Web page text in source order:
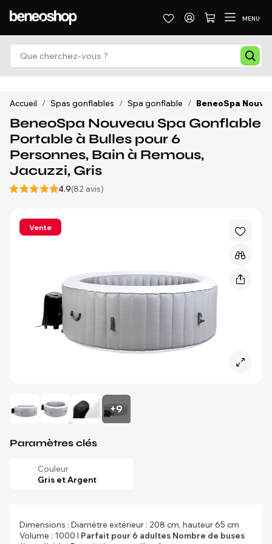
MENU
Accueil / Spas gonflables / Spa gonflable / BeneoSpa
BeneoSpa Nouveau Spa Gonflable
Portable à Bulles pour 6
Personnes, Bain à Remous,
Jacuzzi, Gris
4.9(82 avis)
Vente
+9
Paramètres clés
Couleur
Gris et Argent
Dimensions : Diamètre extérieur : 208 cm, hauteur 65 cm
Volume : 1000 l Parfait pour 6 adultes Nombre de buses